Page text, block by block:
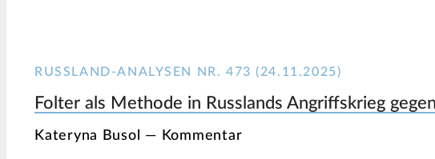
RUSSLAND-ANALYSEN NR. 473 (24.11.2025)
Folter als Methode in Russlands Angriffskrieg
Kateryna Busol — Kommentar